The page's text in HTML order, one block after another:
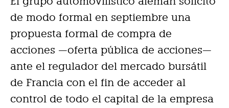
de modo formal en septiembre una
propuesta formal de compra de
acciones —oferta pública de acciones—
ante el regulador del mercado bursátil
de Francia con el fin de acceder al
control de todo el capital de la empresa